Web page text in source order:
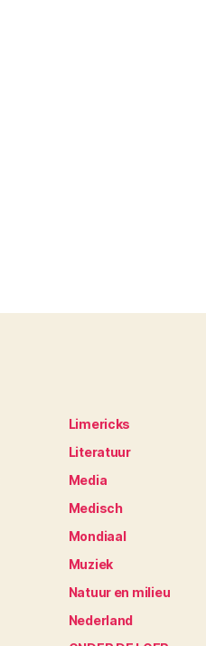
Limericks
Literatuur
Media
Medisch
Mondiaal
Muziek
Natuur en milieu
Nederland